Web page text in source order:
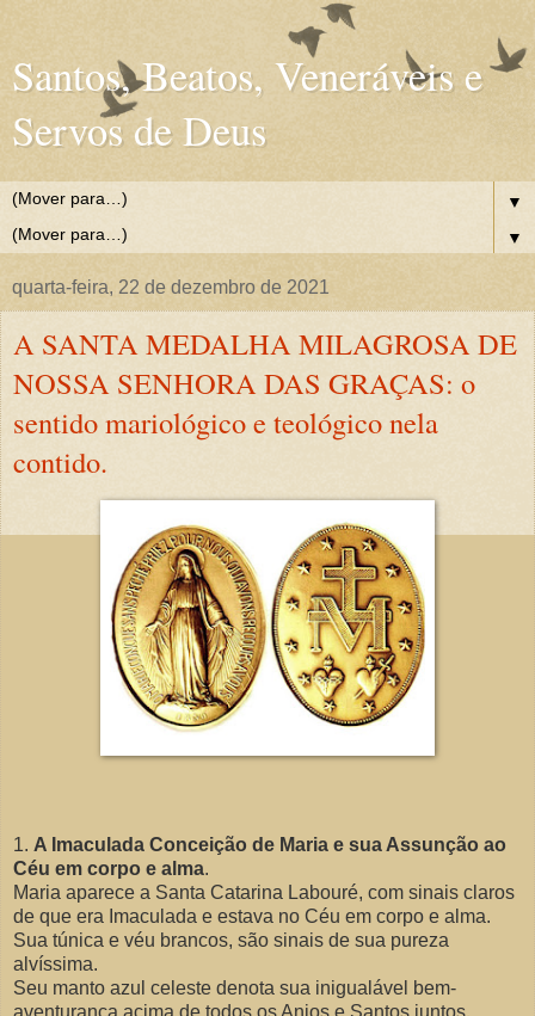
Santos, Beatos, Veneráveis e
Servos de Deus
▼
▼
quarta-feira, 22 de dezembro de 2021
A SANTA MEDALHA MILAGROSA DE
NOSSA SENHORA DAS GRAÇAS: o
sentido mariológico e teológico nela
contido.
1. A Imaculada Conceição de Maria e sua Assunção ao
Céu em corpo e alma.
Maria aparece a Santa Catarina Labouré, com sinais claros
de que era Imaculada e estava no Céu em corpo e alma.
Sua túnica e véu brancos, são sinais de sua pureza
alvíssima.
Seu manto azul celeste denota sua inigualável bem-
aventurança acima de todos os Anjos e Santos juntos.